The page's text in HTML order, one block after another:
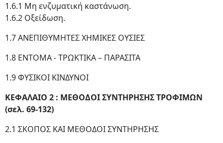
1.6.1 Μη ενζυματική καστάνωση.
1.6.2 Οξείδωση.
1.7 ΑΝΕΠΙΘΥΜΗΤΕΣ ΧΗΜΙΚΕΣ ΟΥΣΙΕΣ
1.8 ΕΝΤΟΜΑ - ΤΡΩΚΤΙΚΑ – ΠΑΡΑΣΙΤΑ
1.9 ΦΥΣΙΚΟΙ ΚΙΝΔΥΝΟΙ
ΚΕΦΑΛΑΙΟ 2 : ΜΕΘΟΔΟΙ ΣΥΝΤΗΡΗΣΗΣ ΤΡΟΦΙΜΩΝ
(σελ. 69-132)
2.1 ΣΚΟΠΟΣ ΚΑΙ ΜΕΘΟΔΟΙ ΣΥΝΤΗΡΗΣΗΣ